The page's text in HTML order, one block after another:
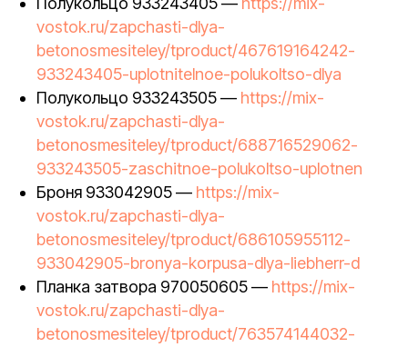
vostok.ru/zapchasti-dlya-
betonosmesiteley/tproduct/467619164242-
933243405-uplotnitelnoe-polukoltso-dlya
Полукольцо 933243505 — https://mix-
vostok.ru/zapchasti-dlya-
betonosmesiteley/tproduct/688716529062-
933243505-zaschitnoe-polukoltso-uplotnen
Броня 933042905 — https://mix-
vostok.ru/zapchasti-dlya-
betonosmesiteley/tproduct/686105955112-
933042905-bronya-korpusa-dlya-liebherr-d
Планка затвора 970050605 — https://mix-
vostok.ru/zapchasti-dlya-
betonosmesiteley/tproduct/763574144032-